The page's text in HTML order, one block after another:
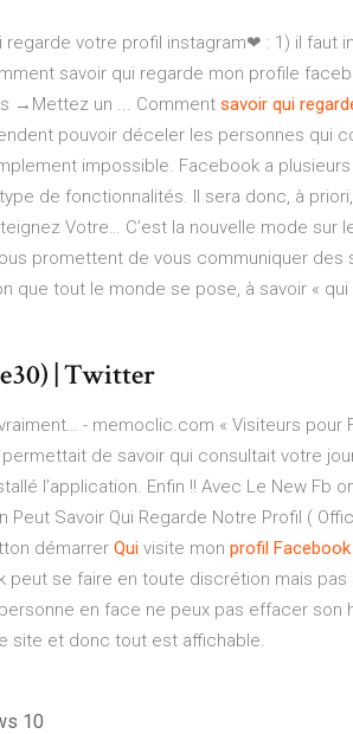
regarde votre profil instagram❤ : 1) il faut
savoir qui regarde mon profile
→Mettez un ... Comment savoir qui
pouvoir déceler les personnes qui
impossible. Facebook a
de fonctionnalités. Il sera donc, à
Votre… C’est la nouvelle mode sur
promettent de vous communiquer
que tout le monde se pose, à savoir «
| Twitter
- memoclic.com « Visiteurs pour
permettait de savoir qui consultait votre
l’application. Enfin !! Avec Le New Fb
Peut Savoir Qui Regarde Notre Profil (
démarrer Qui visite mon profil Facebook
peut se faire en toute discrétion mais
en face ne peux pas effacer son
site et donc tout est affichable.
10